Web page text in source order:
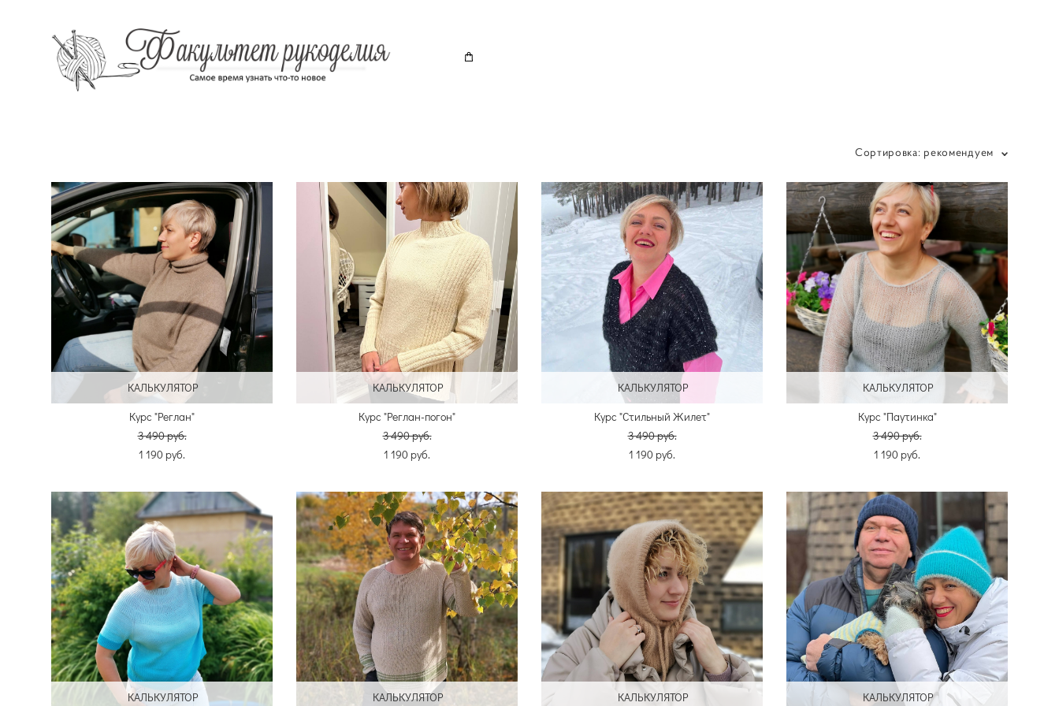
Сортировка: рекомендуем
КАЛЬКУЛЯТОР
Курс "Реглан"
3 490 pуб.
1 190 pуб.
КАЛЬКУЛЯТОР
Курс "Реглан-погон"
3 490 pуб.
1 190 pуб.
КАЛЬКУЛЯТОР
Курс "Стильный Жилет"
3 490 pуб.
1 190 pуб.
КАЛЬКУЛЯТОР
Курс "Паутинка"
3 490 pуб.
1 190 pуб.
КАЛЬКУЛЯТОР КАЛЬКУЛЯТОР КАЛЬКУЛЯТОР КАЛЬКУЛЯТОР